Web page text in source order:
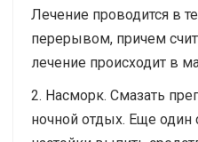
Лечение проводится в
перерывом, причем
лечение происходит в
Насморк. Смазать
ночной отдых. Еще один